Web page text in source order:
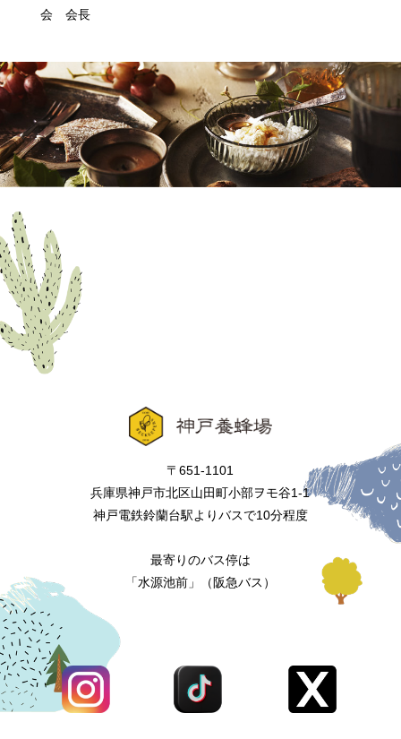
会 会長
〒651-1101
兵庫県神戸市北区山田町小部ヲモ谷1-1
神戸電鉄鈴蘭台駅よりバスで10分程度
最寄りのバス停は
「水源池前」（阪急バス）